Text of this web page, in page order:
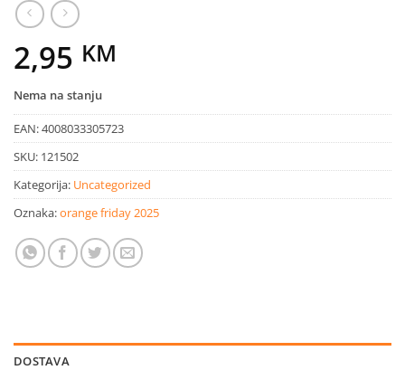
2,95 KM
Nema na stanju
EAN:4008033305723
SKU: 121502
Kategorija: Uncategorized
Oznaka:orange friday 2025
DOSTAVA